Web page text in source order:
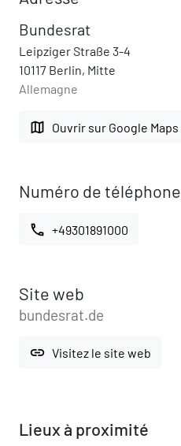
Bundesrat
Leipziger Straße 3-4
10117 Berlin, Mitte
Allemagne
map Ouvrir sur Google Maps
Numéro de téléphone
call +49301891000
Site web
bundesrat.de
link Visitez le site web
Lieux à proximité